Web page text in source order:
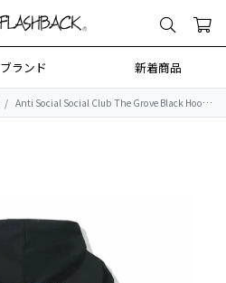
ブランド 新着商品
Anti Social Social Club The Grove Black Hoodie / BLK